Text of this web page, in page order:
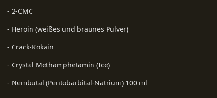
- 2-CMC
- Heroin (weißes und braunes Pulver)
- Crack-Kokain
- Crystal Methamphetamin (Ice)
- Nembutal (Pentobarbital-Natrium) 100 ml